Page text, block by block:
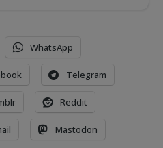
WhatsApp
Telegram
Reddit
Mastodon